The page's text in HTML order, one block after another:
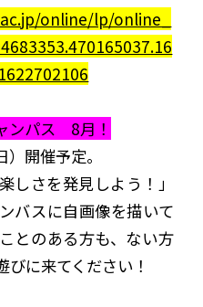
online/lp/online_
ンパス 8月！
開催予定。
しさを発見しよう！」
バスに自画像を描いて
とのある方も、ない方
に来てください！